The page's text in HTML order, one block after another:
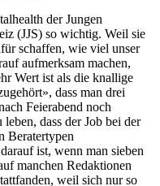
der Jungen
(JJS) so wichtig. Weil sie
schaffen, wie viel unser
aufmerksam machen,
Wert ist als die knallige
dass man drei
Feierabend noch
dass der Job bei der
Beratertypen
ist, wenn man sieben
manchen Redaktionen
weil sich nur so